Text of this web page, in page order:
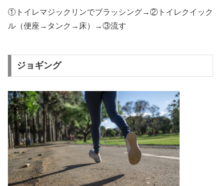
①トイレマジックリンでブラッシング→②トイレクイック
ル（便座→タンク→床）→③流す
ジョギング